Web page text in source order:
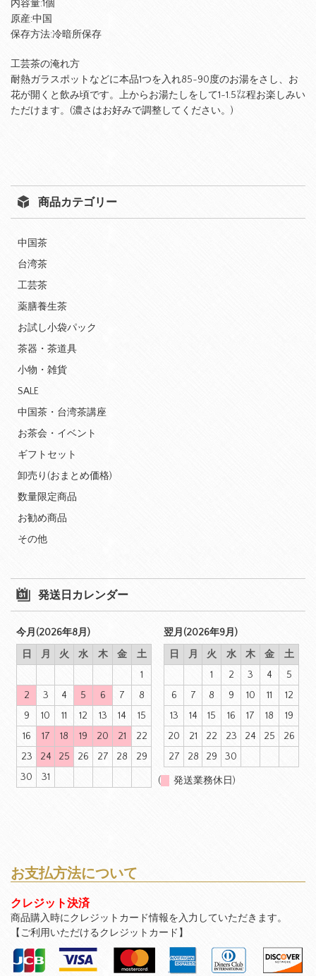
内容量:1個
原産:中国
保存方法:冷暗所保存
工芸茶の淹れ方
耐熱ガラスポットなどに本品1つを入れ85~90度のお湯をさし、お
花が開くと飲み頃です。上からお湯たしをして1~1.5㍑程お楽しみい
ただけます。(濃さはお好みで調整してください。)
商品カテゴリー
中国茶
台湾茶
工芸茶
薬膳養生茶
お試し小袋パック
茶器・茶道具
小物・雑貨
SALE
中国茶・台湾茶講座
お茶会・イベント
ギフトセット
卸売り(おまとめ価格)
数量限定商品
お勧め商品
その他
発送日カレンダー
今月(2026年8月)
日
月 火 水 木 金
土
1
2
3 4 5 6 7
8
9
10 11 12 13 14
15
16
17 18 19 20 21
22
23
24 25 26 27 28
29
30
31
翌月(2026年9月)
日
月 火 水 木 金
土
1
2 3 4
5
6
7 8 9 10 11
12
13
14 15 16 17 18
19
20
21 22 23 24 25
26
27
28 29 30
( 発送業務休日)
お支払方法について
クレジット決済
商品購入時にクレジットカード情報を入力していただきます。
【ご利用いただけるクレジットカード】